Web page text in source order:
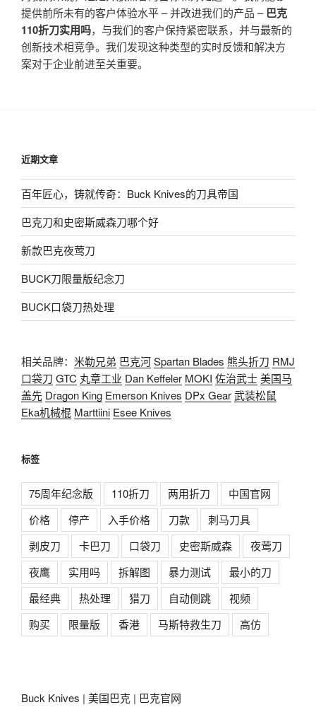
提供前所未有的客户体验水平 – 并改进我们的产品 – 巴克
110折刀实用吗，与我们的客户保持紧密联系，并与最新的
创新技术相竞争。我们发现这种类型的实时反馈和解决方
案对于企业前进至关重要。
近期文章
百年匠心，铸就传奇：Buck Knives的刀具帝国
巴克刀和史密斯威森刀哪个好
新款巴克夜莺刀
BUCK刀限量版纪念刀
BUCK口袋刀热处理
相关品牌： 米勒兄弟 巴克河Spartan Blades 熊头折刀 RMJ
口袋刀 GTC 丸章工业 Dan Keffeler MOKI 佐治武士美国马
盖先 Dragon King Emerson Knives DPx Gear武装松鼠
Eka机械棍 Marttiini Esee Knives
标签
75周年纪念版 110折刀 两用折刀
中国官网
价格
停产 入手价格 刀款
刺马刀具
剥皮刀
卡巴刀 口袋刀 史密斯威森
夜莺刀
夜鹰
实用吗 拆解图 暴力测试
最小的刀
最经典
热处理 猎刀 自动侧跳
视频
购买
限量版 香港 马斯特救生刀 高仿
Buck Knives | 美国巴克 | 巴克官网